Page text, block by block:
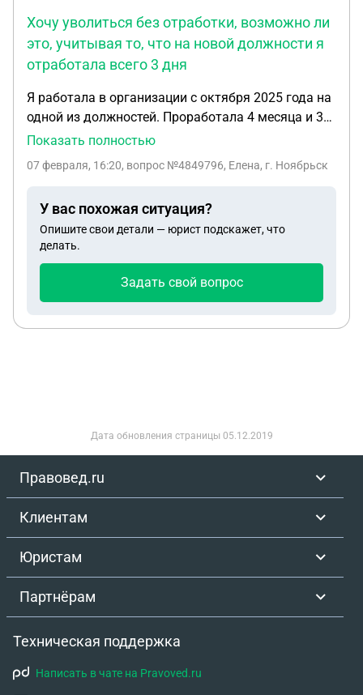
Хочу уволиться без отработки, возможно ли
это, учитывая то, что на новой должности я
отработала всего 3 дня
Я работала в организации с октября 2025 года на
одной из должностей. Проработала 4 месяца и 3
февраля 2026 года я перевелась на другую
специфика работы. После отработки одной смены
работе, по причине того, что для меня это
оказалось физически тяжелой работой. Хочу
уволиться без отработки, возможно ли это,
отработала всего 3 дня. Есть ли такое, что на при
испытательный срок, и можно, согласно этому,
Показать полностью
07 февраля, 16:20, вопрос №4849796, Елена, г. Ноябрьск
У вас похожая ситуация?
Опишите свои детали — юрист подскажет, что
делать.
Задать свой вопрос
Дата обновления страницы 05.12.2019
Правовед.ru
Клиентам
Юристам
Партнёрам
Техническая поддержка
Написать в чате на Pravoved.ru